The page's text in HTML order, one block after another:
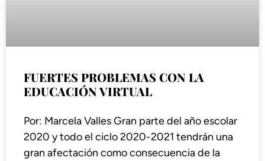
FUERTES PROBLEMAS CON LA
EDUCACIÓN VIRTUAL
Por: Marcela Valles Gran parte del año escolar
2020 y todo el ciclo 2020-2021 tendrán una
gran afectación como consecuencia de la